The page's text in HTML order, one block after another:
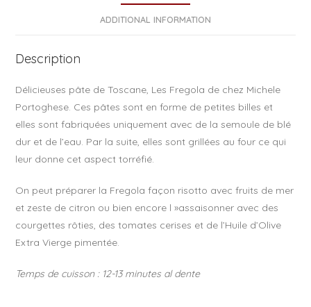
o
k
ADDITIONAL INFORMATION
Description
Délicieuses pâte de Toscane, Les Fregola de chez Michele
Portoghese. Ces pâtes sont en forme de petites billes et
elles sont fabriquées uniquement avec de la semoule de blé
dur et de l’eau. Par la suite, elles sont grillées au four ce qui
leur donne cet aspect torréfié.
On peut préparer la Fregola façon risotto avec fruits de mer
et zeste de citron ou bien encore l »assaisonner avec des
courgettes rôties, des tomates cerises et de l’Huile d’Olive
Extra Vierge pimentée.
Temps de cuisson : 12-13 minutes al dente